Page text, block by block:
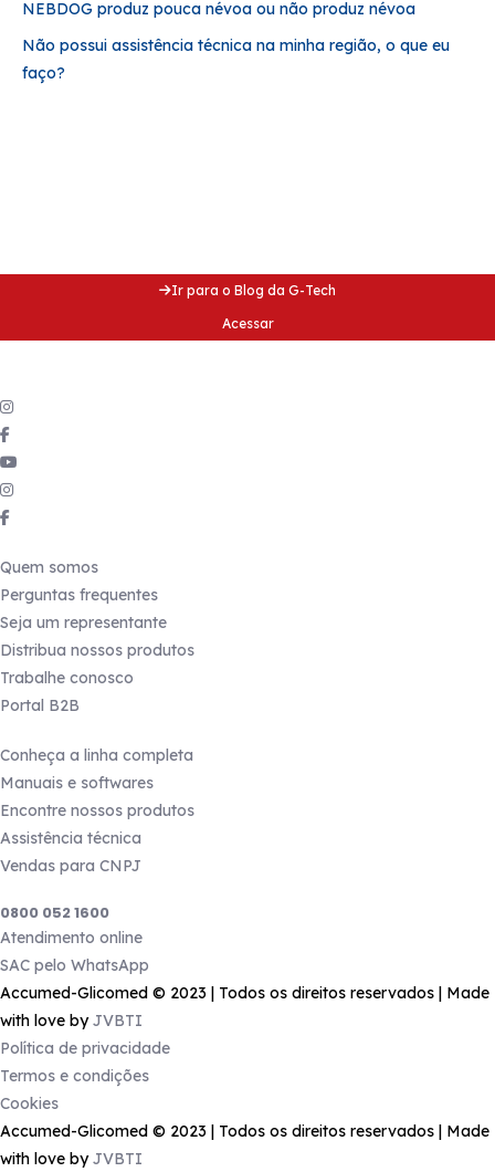
NEBDOG produz pouca névoa ou não produz névoa
Não possui assistência técnica na minha região, o que eu
faço?
Ir para o Blog da G-Tech
Acessar
Quem somos
Perguntas frequentes
Seja um representante
Distribua nossos produtos
Trabalhe conosco
Portal B2B
Conheça a linha completa
Manuais e softwares
Encontre nossos produtos
Assistência técnica
Vendas para CNPJ
0800 052 1600
Atendimento online
SAC pelo WhatsApp
Accumed-Glicomed © 2023 | Todos os direitos reservados | Made
with love byJVBTI
Política de privacidade
Termos e condições
Cookies
Accumed-Glicomed © 2023 | Todos os direitos reservados | Made
with love byJVBTI